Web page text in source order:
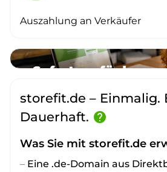
Auszahlung an Verkäufer
storefit.de – Einmalig.
Dauerhaft. help
Was Sie mit storefit.de
– Eine .de-Domain aus